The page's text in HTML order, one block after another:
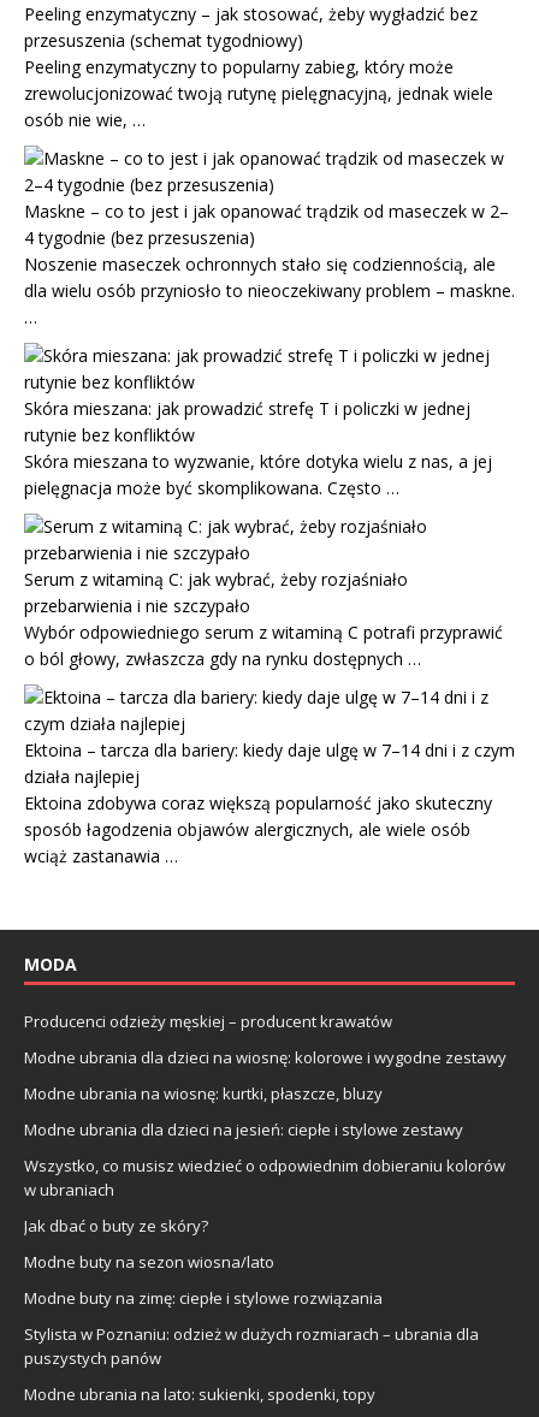
Peeling enzymatyczny – jak stosować, żeby wygładzić bez
przesuszenia (schemat tygodniowy)
Peeling enzymatyczny to popularny zabieg, który może
zrewolucjonizować twoją rutynę pielęgnacyjną, jednak wiele
osób nie wie, …
Maskne – co to jest i jak opanować trądzik od maseczek w 2–
4 tygodnie (bez przesuszenia)
Noszenie maseczek ochronnych stało się codziennością, ale
dla wielu osób przyniosło to nieoczekiwany problem – maskne.
…
Skóra mieszana: jak prowadzić strefę T i policzki w jednej
rutynie bez konfliktów
Skóra mieszana to wyzwanie, które dotyka wielu z nas, a jej
pielęgnacja może być skomplikowana. Często …
Serum z witaminą C: jak wybrać, żeby rozjaśniało
przebarwienia i nie szczypało
Wybór odpowiedniego serum z witaminą C potrafi przyprawić
o ból głowy, zwłaszcza gdy na rynku dostępnych …
Ektoina – tarcza dla bariery: kiedy daje ulgę w 7–14 dni i z czym
działa najlepiej
Ektoina zdobywa coraz większą popularność jako skuteczny
sposób łagodzenia objawów alergicznych, ale wiele osób
wciąż zastanawia …
MODA
Producenci odzieży męskiej – producent krawatów
Modne ubrania dla dzieci na wiosnę: kolorowe i wygodne zestawy
Modne ubrania na wiosnę: kurtki, płaszcze, bluzy
Modne ubrania dla dzieci na jesień: ciepłe i stylowe zestawy
Wszystko, co musisz wiedzieć o odpowiednim dobieraniu kolorów
w ubraniach
Jak dbać o buty ze skóry?
Modne buty na sezon wiosna/lato
Modne buty na zimę: ciepłe i stylowe rozwiązania
Stylista w Poznaniu: odzież w dużych rozmiarach – ubrania dla
puszystych panów
Modne ubrania na lato: sukienki, spodenki, topy